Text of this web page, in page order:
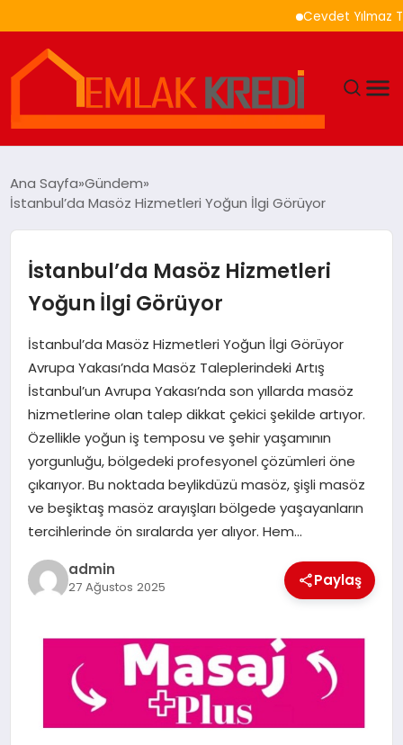
Cevdet Yılmaz
DÜNYA
EĞITIM
MAGAZIN
SAĞLIK
SIYASET
SPOR
TEKNOLOJI
YAŞAM
Ana Sayfa Gündem
İstanbul’da Masöz Hizmetleri Yoğun İlgi Görüyor
İstanbul’da Masöz Hizmetleri
Yoğun İlgi Görüyor
İstanbul’da Masöz Hizmetleri Yoğun İlgi Görüyor
Avrupa Yakası’nda Masöz Taleplerindeki Artış
İstanbul’un Avrupa Yakası’nda son yıllarda masöz
hizmetlerine olan talep dikkat çekici şekilde artıyor.
Özellikle yoğun iş temposu ve şehir yaşamının
yorgunluğu, bölgedeki profesyonel çözümleri öne
çıkarıyor. Bu noktada beylikdüzü masöz, şişli masöz
ve beşiktaş masöz arayışları bölgede yaşayanların
tercihlerinde ön sıralarda yer alıyor. Hem…
admin
27 Ağustos 2025 Paylaş